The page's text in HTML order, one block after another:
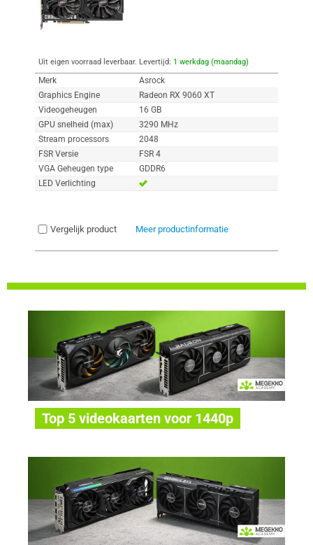
Uit eigen voorraad leverbaar. Levertijd: 1 werkdag (maandag)
Merk
Asrock
Graphics Engine
Radeon RX 9060 XT
Videogeheugen
16 GB
GPU snelheid (max)
3290 MHz
Stream processors
2048
FSR Versie
FSR 4
VGA Geheugen type
GDDR6
LED Verlichting
Vergelijk product Meer productinformatie
Top 5 videokaarten voor 1440p